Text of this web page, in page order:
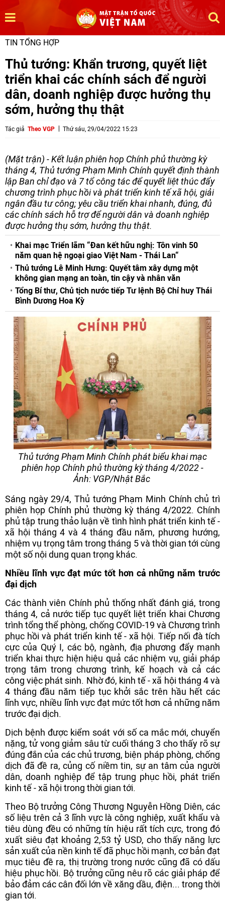
TIN TỔNG HỢP
Thủ tướng: Khẩn trương, quyết liệt
triển khai các chính sách để người
dân, doanh nghiệp được hưởng thụ
sớm, hưởng thụ thật
Tác giả Theo VGP Thứ sáu, 29/04/2022 15:23
(Mặt trận) - Kết luận phiên họp Chính phủ thường kỳ
tháng 4, Thủ tướng Phạm Minh Chính quyết định thành
lập Ban chỉ đạo và 7 tổ công tác để quyết liệt thúc đẩy
chương trình phục hồi và phát triển kinh tế xã hội, giải
ngân đầu tư công; yêu cầu triển khai nhanh, đúng, đủ
các chính sách hỗ trợ để người dân và doanh nghiệp
được hưởng thụ sớm, hưởng thụ thật.
Khai mạc Triển lãm “Đan kết hữu nghị: Tôn vinh 50
năm quan hệ ngoại giao Việt Nam - Thái Lan“
Thủ tướng Lê Minh Hưng: Quyết tâm xây dựng một
không gian mạng an toàn, tin cậy và nhân văn
Tổng Bí thư, Chủ tịch nước tiếp Tư lệnh Bộ Chỉ huy Thái
Bình Dương Hoa Kỳ
Thủ tướng Phạm Minh Chính phát biểu khai mạc
phiên họp Chính phủ thường kỳ tháng 4/2022 -
Ảnh: VGP/Nhật Bắc
Sáng ngày 29/4, Thủ tướng Phạm Minh Chính chủ trì
phiên họp Chính phủ thường kỳ tháng 4/2022. Chính
phủ tập trung thảo luận về tình hình phát triển kinh tế -
xã hội tháng 4 và 4 tháng đầu năm, phương hướng,
nhiệm vụ trọng tâm trong tháng 5 và thời gian tới cùng
một số nội dung quan trọng khác.
Nhiều lĩnh vực đạt mức tốt hơn cả những năm trước
đại dịch
Các thành viên Chính phủ thống nhất đánh giá, trong
tháng 4, cả nước tiếp tục quyết liệt triển khai Chương
trình tổng thể phòng, chống COVID-19 và Chương trình
phục hồi và phát triển kinh tế - xã hội. Tiếp nối đà tích
cực của Quý I, các bộ, ngành, địa phương đẩy mạnh
triển khai thực hiện hiệu quả các nhiệm vụ, giải pháp
trọng tâm trong chương trình, kế hoạch và cả các
công việc phát sinh. Nhờ đó, kinh tế - xã hội tháng 4 và
4 tháng đầu năm tiếp tục khởi sắc trên hầu hết các
lĩnh vực, nhiều lĩnh vực đạt mức tốt hơn cả những năm
trước đại dịch.
Dịch bệnh được kiểm soát với số ca mắc mới, chuyển
nặng, tử vong giảm sâu từ cuối tháng 3 cho thấy rõ sự
đúng đắn của các chủ trương, biện pháp phòng, chống
dịch đã đề ra, củng cố niềm tin, sự an tâm của người
dân, doanh nghiệp để tập trung phục hồi, phát triển
kinh tế - xã hội trong thời gian tới.
Theo Bộ trưởng Công Thương Nguyễn Hồng Diên, các
số liệu trên cả 3 lĩnh vực là công nghiệp, xuất khẩu và
tiêu dùng đều có những tín hiệu rất tích cực, trong đó
xuất siêu đạt khoảng 2,53 tỷ USD, cho thấy năng lực
sản xuất của nền kinh tế đã phục hồi mạnh, cơ bản đạt
mục tiêu đề ra, thị trường trong nước cũng đã có dấu
hiệu phục hồi. Bộ trưởng cũng nêu rõ các giải pháp để
bảo đảm các cân đối lớn về xăng dầu, điện... trong thời
gian tới.